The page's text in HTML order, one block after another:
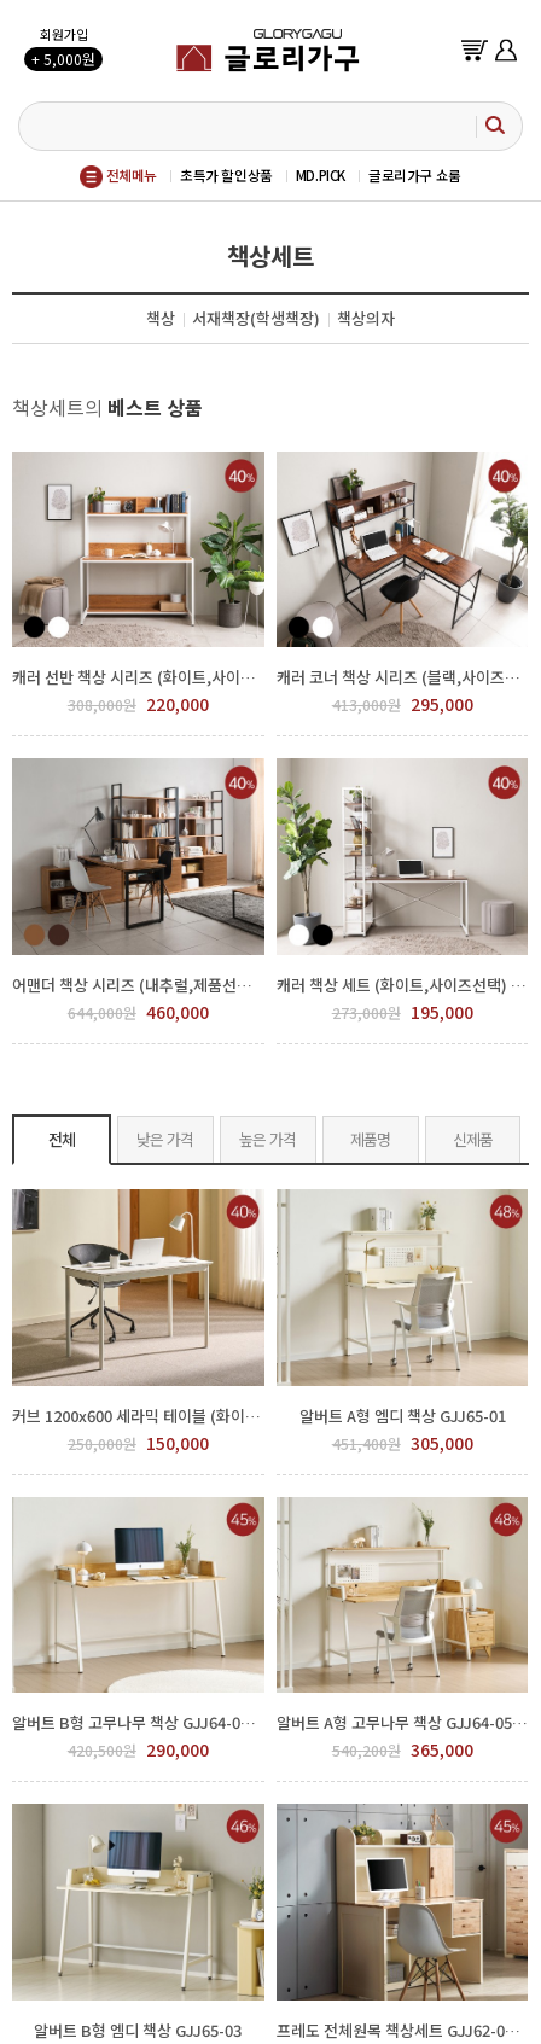
회원가입
+ 5,000원
전체메뉴 초특가 할인상품 MD.PICK 글로리가구 쇼룸
책상세트
책상 서재책장(학생책장) 책상의자
책상세트의 베스트 상품
캐러 선반 책상 시리즈 (화이트,사이즈선택) GDJ 920-149
308,000원 220,000
캐러 코너 책상 시리즈 (블랙,사이즈선택) GDJ 920-150
413,000원 295,000
어맨더 책상 시리즈 (내추럴,제품선택) GDJ 920-140
644,000원 460,000
캐러 책상 세트 (화이트,사이즈선택) GDJ 920-129
273,000원 195,000
전체 낮은 가격 높은 가격 제품명 신제품
커브 1200x600 세라믹 테이블 (화이트) GPP 450-39-1
250,000원 150,000
알버트 A형 엠디 책상 GJJ65-01
451,400원 305,000
알버트 B형 고무나무 책상 GJJ64-01/02/03/04
420,500원 290,000
알버트 A형 고무나무 책상 GJJ64-05/06/07/08/09/10
540,200원 365,000
알버트 B형 엠디 책상 GJJ65-03 프레도 전체원목 책상세트 GJJ62-04/05